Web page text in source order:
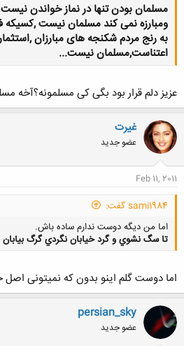
مسلمان بودن تنها در نماز خواندن
ومبارزه نمی کند مسلمان نیست ,کسیکه
به رنج مردم شکنجه های مبارزان
اعتناست,مسلمان نیست...
کلیک کنید تا باز
عزیز دلم قرار بود بگی کی مسلمونه؟آخه
غیرت
عضو جدید
Feb 11, 2011
sami1984 گفت:
اما من ديگه دوست ندارم ساده باش.
تا سگ نشوي و گرد خيابان نگردي گرگ
اما دوست گلم اینو بدون که نمیتونی
persian_sky
عضو جدید